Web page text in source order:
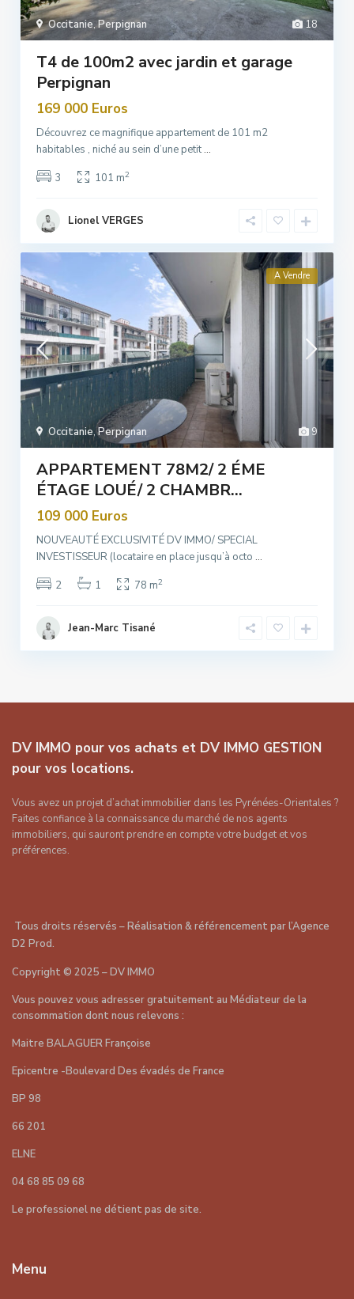
18
Occitanie,Perpignan
T4 de 100m2 avec jardin et garage
Perpignan
169 000 Euros
Découvrez ce magnifique appartement de 101 m2
habitables , niché au sein d’une petit...
3
101 m2
Lionel VERGES
9
Occitanie,Perpignan
A Vendre
APPARTEMENT 78M2/ 2 ÉME
ÉTAGE LOUÉ/ 2 CHAMBR...
109 000 Euros
NOUVEAUTÉ EXCLUSIVITÉ DV IMMO/ SPECIAL
INVESTISSEUR (locataire en place jusqu’à octo...
2
1 78 m2
Jean-Marc Tisané
DV IMMO pour vos achats et DV IMMO GESTION
pour vos locations.
Vous avez un projet d’achat immobilier dans les Pyrénées-Orientales ?
Faites confiance à la connaissance du marché de nos agents
immobiliers, qui sauront prendre en compte votre budget et vos
préférences.
Tous droits réservés – Réalisation & référencement parl’Agence
D2 Prod.
Copyright© 2025 – DV IMMO
Vous pouvez vous adresser gratuitement au Médiateur de la
consommation dont nous relevons :
Maitre BALAGUER Françoise
Epicentre -Boulevard Des évadés de France
BP 98
66 201
ELNE
04 68 85 09 68
Le professionel ne détient pas de site.
Menu